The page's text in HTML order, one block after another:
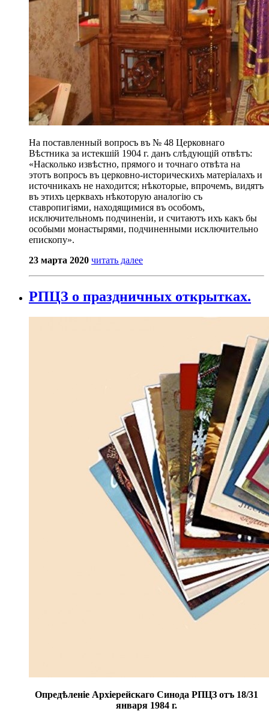
На поставленный вопросъ въ № 48 Церковнаго
Вѣстника за истекшій 1904 г. данъ слѣдующій отвѣтъ:
«Насколько извѣстно, прямого и точнаго отвѣта на
этотъ вопросъ въ церковно-историческихъ матеріалахъ и
источникахъ не находится; нѣкоторые, впрочемъ, видятъ
въ этихъ церквахъ нѣкоторую аналогію съ
ставропигіями, находящимися въ особомъ,
исключительномъ подчиненіи, и считаютъ ихъ какъ бы
особыми монастырями, подчиненными исключительно
епископу».
23 марта 2020 читать далее
РПЦЗ о праздничных открытках.
Опредѣленіе Архіерейскаго Синода РПЦЗ отъ 18/31
января 1984 г.